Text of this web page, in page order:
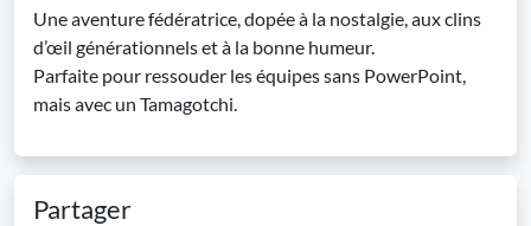
Une aventure fédératrice, dopée à la nostalgie, aux clins
d’œil générationnels et à la bonne humeur.
Parfaite pour ressouder les équipes sans PowerPoint,
mais avec un Tamagotchi.
Partager